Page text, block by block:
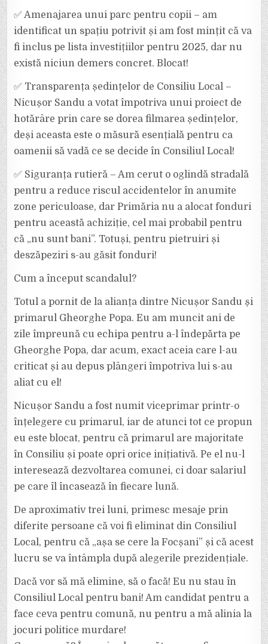
✅ Amenajarea unui parc pentru copii – am
identificat un spațiu potrivit și am fost mințit că va
fi inclus pe lista investițiilor pentru 2025, dar nu
există niciun demers concret. Blocat!
✅ Transparența ședințelor de Consiliu Local –
Nicușor Sandu a votat împotriva unui proiect de
hotărâre prin care se dorea filmarea ședințelor,
deși aceasta este o măsură esențială pentru ca
oamenii să vadă ce se decide în Consiliul Local!
✅ Siguranța rutieră – Am cerut o oglindă stradală
pentru a reduce riscul accidentelor în anumite
zone periculoase, dar Primăria nu a alocat fonduri
pentru această achiziție, cel mai probabil pentru
că „nu sunt bani”. Totuși, pentru pietruiri și
deszăpeziri s-au găsit fonduri!
Cum a început scandalul?
Totul a pornit de la alianța dintre Nicușor Sandu și
primarul Gheorghe Popa. Eu am muncit ani de
zile împreună cu echipa pentru a-l îndepărta pe
Gheorghe Popa, dar acum, exact aceia care l-au
criticat și au depus plângeri împotriva lui s-au
aliat cu el!
Nicușor Sandu a fost numit viceprimar printr-o
înțelegere cu primarul, iar de atunci tot ce propun
eu este blocat, pentru că primarul are majoritate
în Consiliu și poate opri orice inițiativă. Pe el nu-l
interesează dezvoltarea comunei, ci doar salariul
pe care îl încasează în fiecare lună.
De aproximativ trei luni, primesc mesaje prin
diferite persoane că voi fi eliminat din Consiliul
Local, pentru că „așa se cere la Focșani” și că acest
lucru se va întâmpla după alegerile prezidențiale.
Dacă vor să mă elimine, să o facă! Eu nu stau în
Consiliul Local pentru bani! Am candidat pentru a
face ceva pentru comună, nu pentru a mă alinia la
jocuri politice murdare!